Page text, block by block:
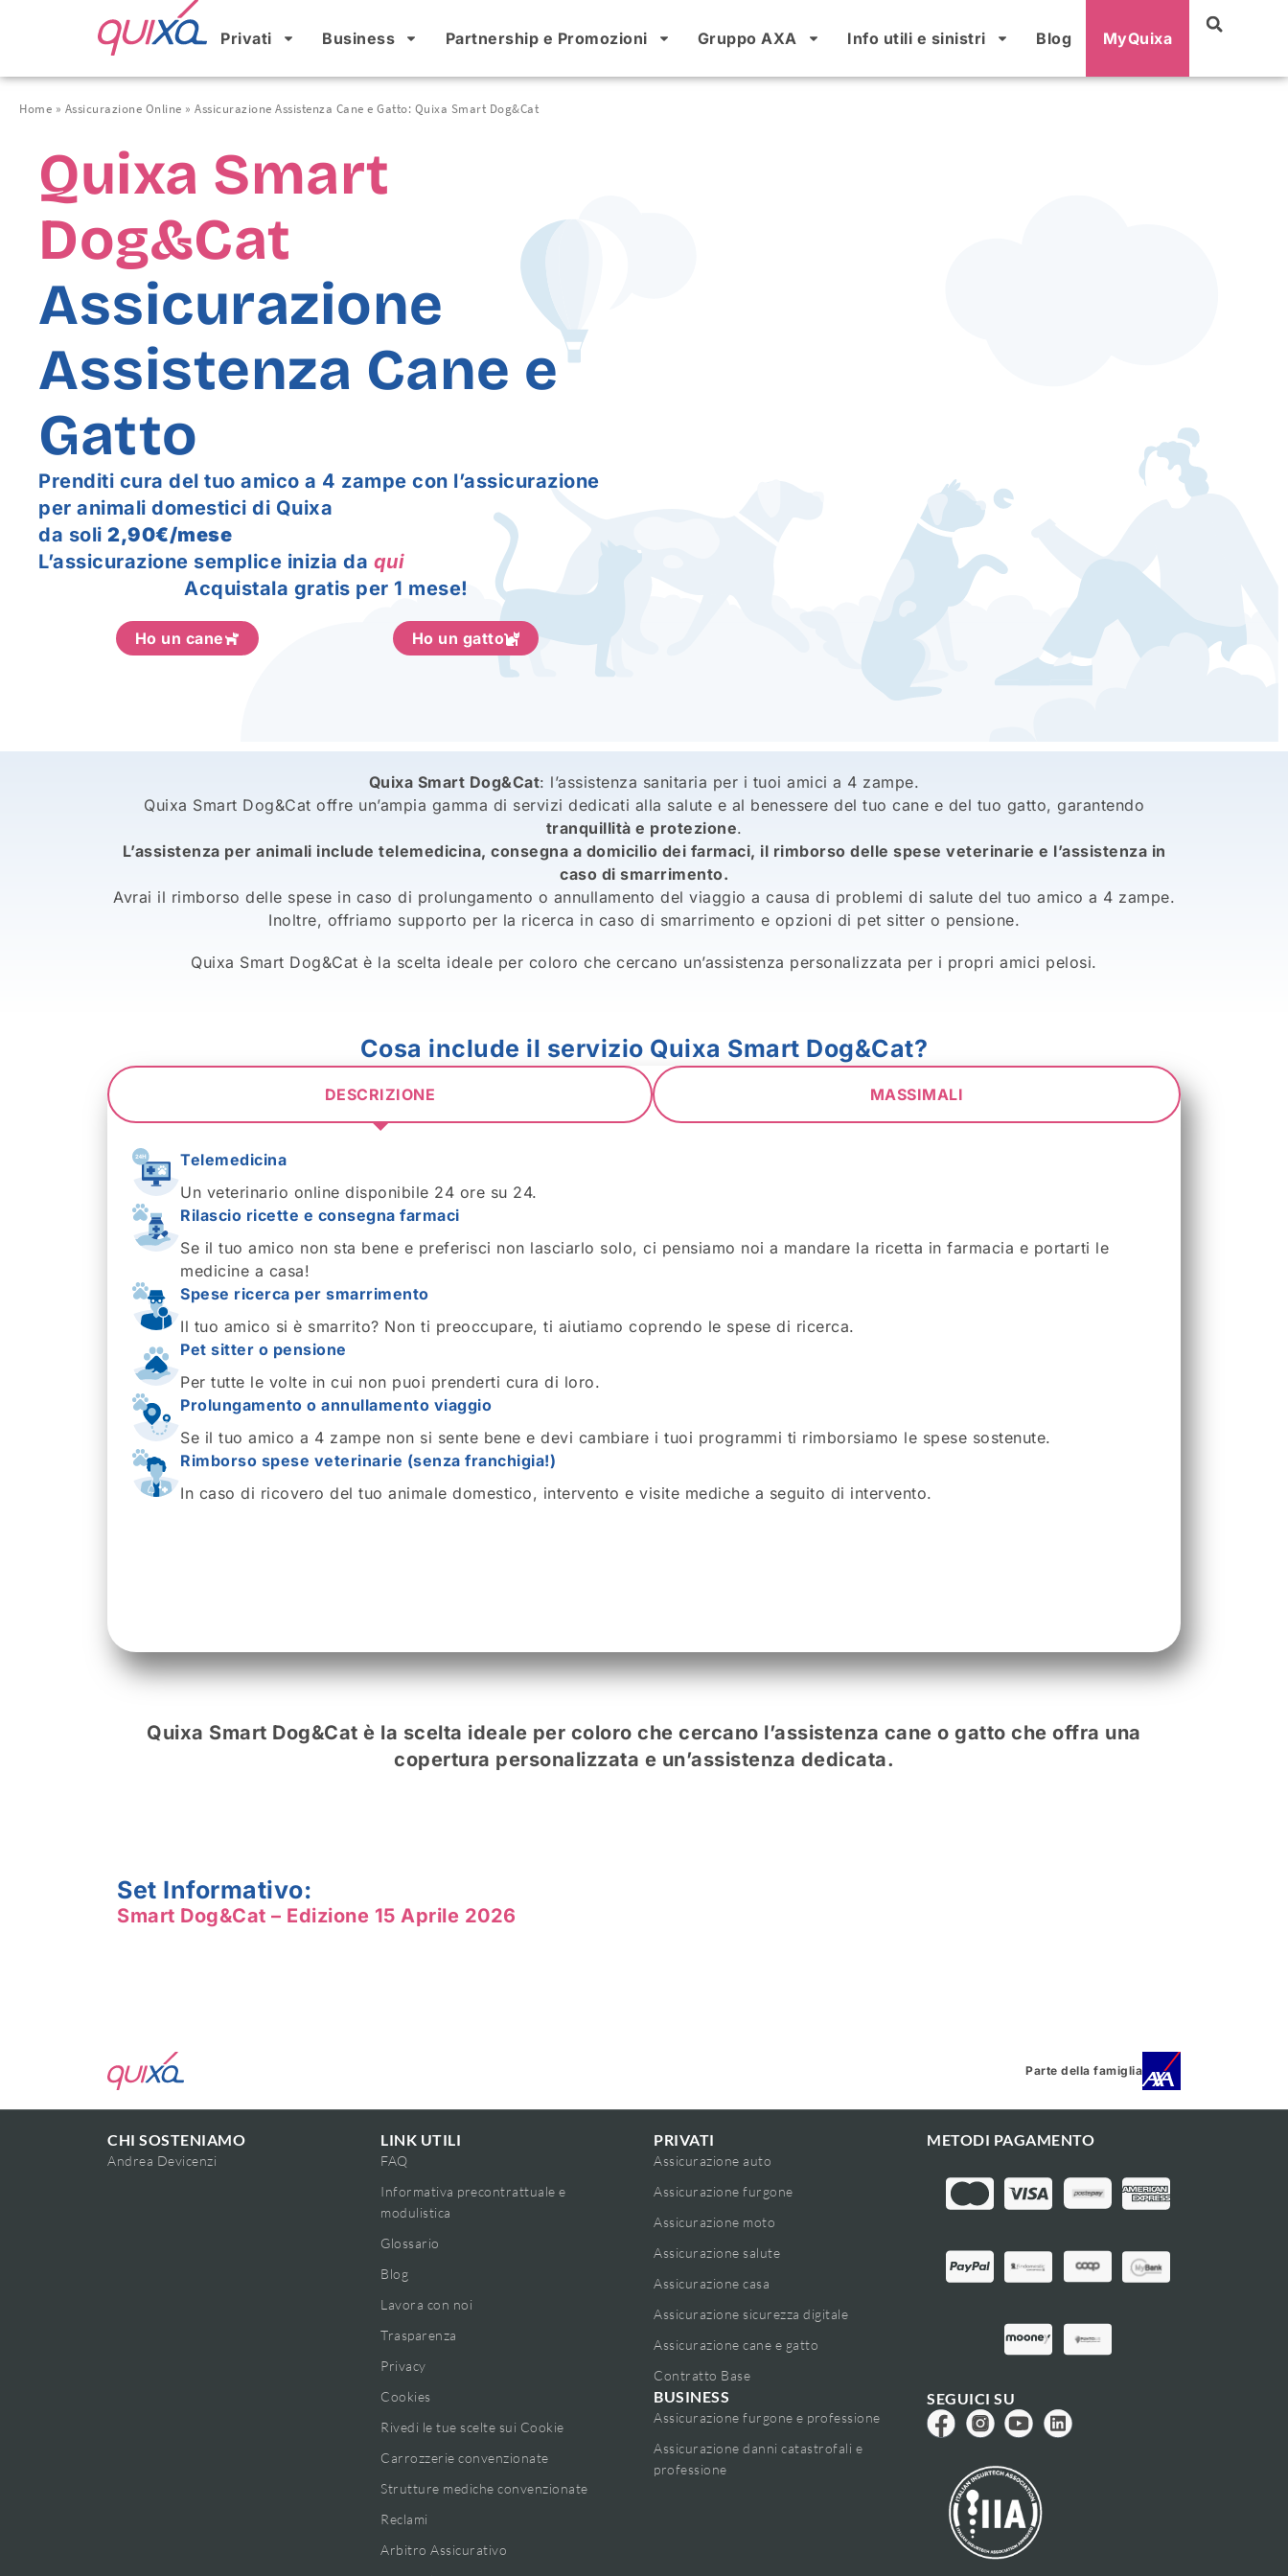
Privati Business Partnership e Promozioni Gruppo AXA Info utili e sinistri Blog MyQuixa
Home » Assicurazione Online » Assicurazione Assistenza Cane e Gatto: Quixa Smart Dog&Cat
Quixa Smart
Dog&Cat
Assicurazione
Assistenza Cane e
Gatto
Prenditi cura del tuo amico a 4 zampe con l’assicurazione
per animali domestici di Quixa
da soli 2,90€/mese
L’assicurazione semplice inizia da qui
Acquistala gratis per 1 mese!
Ho un cane Ho un gatto
Quixa Smart Dog&Cat: l’assistenza sanitaria per i tuoi amici a 4 zampe.
Quixa Smart Dog&Cat offre un’ampia gamma di servizi dedicati alla salute e al benessere del tuo cane e del tuo gatto, garantendo
tranquillità e protezione.
L’assistenza per animali include telemedicina, consegna a domicilio dei farmaci, il rimborso delle spese veterinarie e l’assistenza in
caso di smarrimento.
Avrai il rimborso delle spese in caso di prolungamento o annullamento del viaggio a causa di problemi di salute del tuo amico a 4 zampe.
Inoltre, offriamo supporto per la ricerca in caso di smarrimento e opzioni di pet sitter o pensione.
Quixa Smart Dog&Cat è la scelta ideale per coloro che cercano un’assistenza personalizzata per i propri amici pelosi.
Cosa include il servizio Quixa Smart Dog&Cat?
DESCRIZIONE MASSIMALI
Telemedicina
Un veterinario online disponibile 24 ore su 24.
Rilascio ricette e consegna farmaci
Se il tuo amico non sta bene e preferisci non lasciarlo solo, ci pensiamo noi a mandare la ricetta in farmacia e portarti le
medicine a casa!
Spese ricerca per smarrimento
Il tuo amico si è smarrito? Non ti preoccupare, ti aiutiamo coprendo le spese di ricerca.
Pet sitter o pensione
Per tutte le volte in cui non puoi prenderti cura di loro.
Prolungamento o annullamento viaggio
Se il tuo amico a 4 zampe non si sente bene e devi cambiare i tuoi programmi ti rimborsiamo le spese sostenute.
Rimborso spese veterinarie (senza franchigia!)
In caso di ricovero del tuo animale domestico, intervento e visite mediche a seguito di intervento.
Quixa Smart Dog&Cat è la scelta ideale per coloro che cercano l’assistenza cane o gatto che offra una
copertura personalizzata e un’assistenza dedicata.
Set Informativo:
Smart Dog&Cat – Edizione 15 Aprile 2026
Parte della famiglia
CHI SOSTENIAMO
Andrea Devicenzi
LINK UTILI
FAQ
Informativa precontrattuale e
modulistica
Glossario
Blog
Lavora con noi
Trasparenza
Privacy
Cookies
Rivedi le tue scelte sui Cookie
Carrozzerie convenzionate
Strutture mediche convenzionate
Reclami
Arbitro Assicurativo
PRIVATI
Assicurazione auto
Assicurazione furgone
Assicurazione moto
Assicurazione salute
Assicurazione casa
Assicurazione sicurezza digitale
Assicurazione cane e gatto
Contratto Base
BUSINESS
Assicurazione furgone e professione
Assicurazione danni catastrofali e
professione
METODI PAGAMENTO
SEGUICI SU